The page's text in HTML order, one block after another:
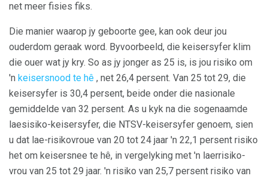
net meer fisies fiks.
Die manier waarop jy geboorte gee, kan ook deur jou
ouderdom geraak word. Byvoorbeeld, die keisersyfer klim
die ouer wat jy kry. So as jy jonger as 25 is, is jou risiko om
'n keisersnood te hê , net 26,4 persent. Van 25 tot 29, die
keisersyfer is 30,4 persent, beide onder die nasionale
gemiddelde van 32 persent. As u kyk na die sogenaamde
laesisiko-keisersyfer, die NTSV-keisersyfer genoem, sien
u dat lae-risikovroue van 20 tot 24 jaar 'n 22,1 persent risiko
het om keisersnee te hê, in vergelyking met 'n laerrisiko-
vrou van 25 tot 29 jaar. 'n risiko van 25,7 persent risiko van